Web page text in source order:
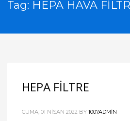
Tag: HEPA HAVA
HEPA FİLTRE
CUMA, 01 NISAN 2022 BY 1007ADMIN